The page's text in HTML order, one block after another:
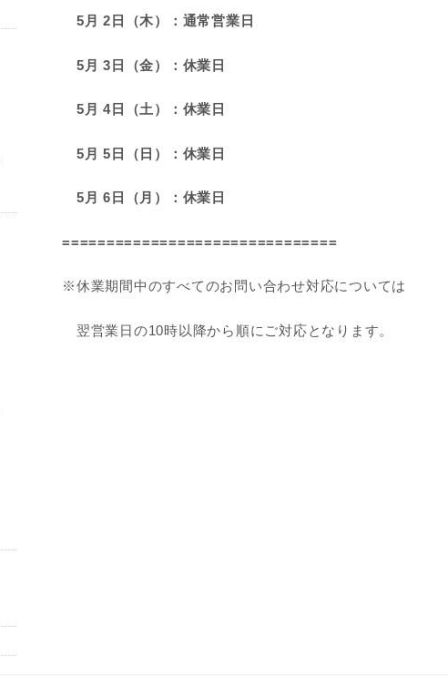
5月 2日（木）：通常営業日
5月 3日（金）：休業日
5月 4日（土）：休業日
5月 5日（日）：休業日
5月 6日（月）：休業日
===============================
※休業期間中のすべてのお問い合わせ対応については
翌営業日の10時以降から順にご対応となります。